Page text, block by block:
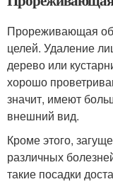
Прореживающая
целей. Удаление
дерево или
хорошо
значит, имеют
внешний вид.
Кроме этого,
различных
такие посадки